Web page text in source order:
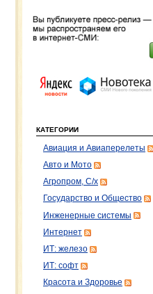
КАТЕГОРИИ
Авиация и Авиаперелеты
Авто и Мото
Агропром, С/х
Государство и Общество
Инженерные системы
Интернет
ИТ: железо
ИТ: софт
Красота и Здоровье